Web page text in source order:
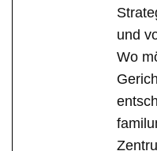
und
Wo